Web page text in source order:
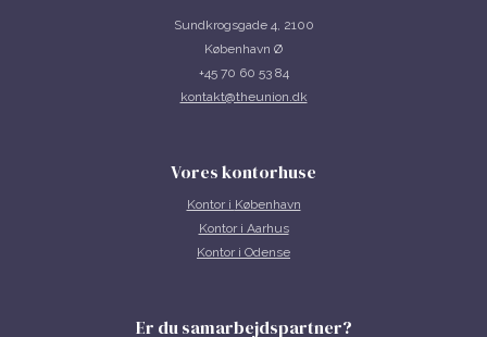
Sundkrogsgade 4, 2100
København Ø
+45 70 60 53 84
kontakt@theunion.dk
Vores kontorhuse
Kontor i København
Kontor i Aarhus
Kontor i Odense
Er du samarbejdspartner?